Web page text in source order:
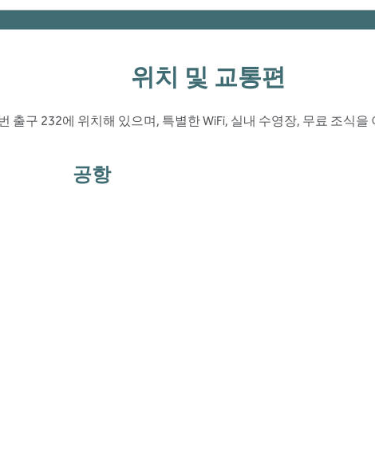
위치 및 교통편
출구 232에 위치해 있으며, 특별한 WiFi, 실내 수영장, 무료 조식
공항